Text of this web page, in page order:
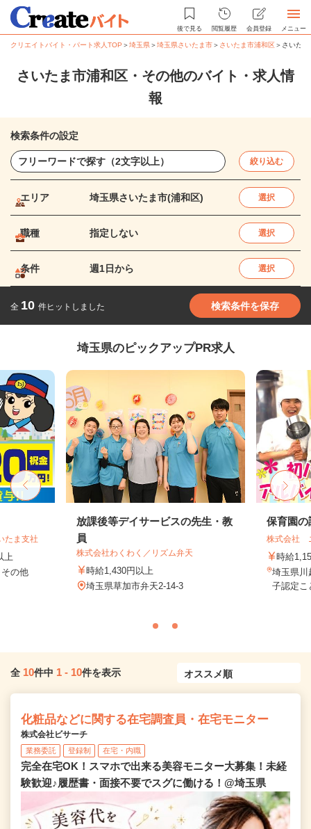
後で見る 閲覧履歴 会員登録 メニュー
クリエイトバイト・パート求人TOP ＞埼玉県＞埼玉県さいたま市＞ さいたま市浦和区＞ さいた
さいたま市浦和区・その他のバイト・求人情
報
検索条件の設定
絞り込む
エリア 埼玉県さいたま市(浦和区) 選択
職種 指定しない 選択
条件 週1日から 選択
全 10 件ヒットしました 検索条件を保存
埼玉県のピックアップPR求人
たま支社
上
その他
放課後等デイサービスの先生・教
員
株式会社わくわく／リズム弁天
時給1,430円以上
埼玉県草加市弁天2-14-3
保育園の
株式会社
時給
埼玉県川
子認定
全 10件中 1 - 10件を表示
化粧品などに関する在宅調査員・在宅モニター
株式会社ビサーチ
業務委託 登録制 在宅・内職
完全在宅OK！スマホで出来る美容モニター大募集！未経
験歓迎♪履歴書・面接不要でスグに働ける！@埼玉県